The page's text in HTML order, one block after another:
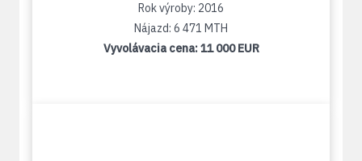
Rok výroby: 2016
Nájazd: 6 471 MTH
Vyvolávacia cena:11 000 EUR